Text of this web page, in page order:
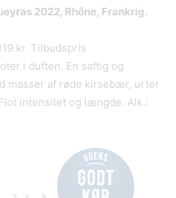
2022, Rhône, Frankrig.
kr. Tilbudspris
i duften. En saftig og
masser af røde kirsebær, urter
intensitet og længde. Alk.: